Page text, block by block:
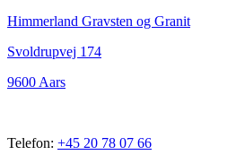
Himmerland Gravsten og Granit
Svoldrupvej 174
9600 Aars
Telefon: +45 20 78 07 66